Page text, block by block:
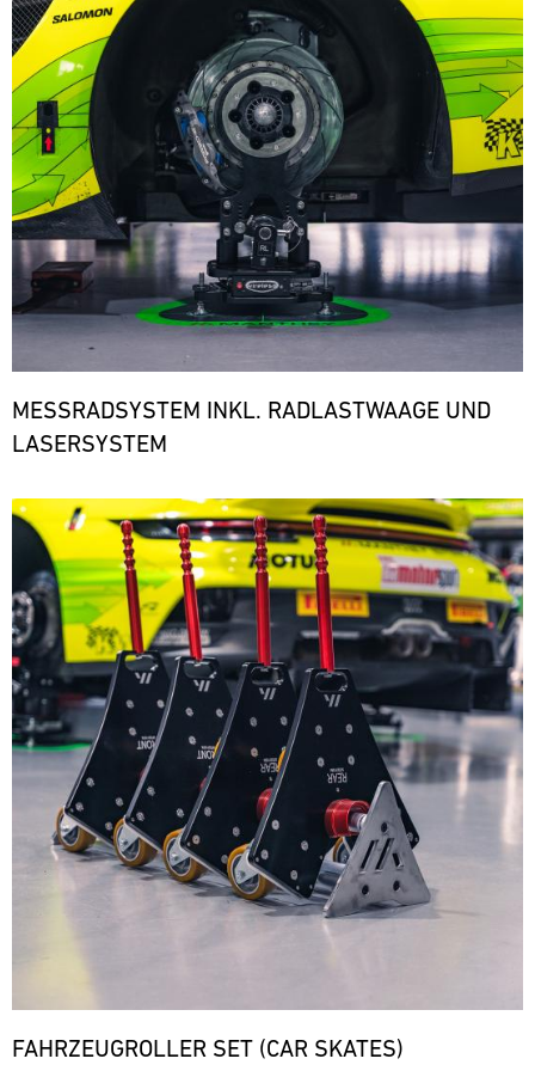
den
notwendigen
Ersatzteilen.
MESSRADSYSTEM INKL. RADLASTWAAGE UND
LASERSYSTEM
Bild
FAHRZEUGROLLER SET (CAR SKATES)